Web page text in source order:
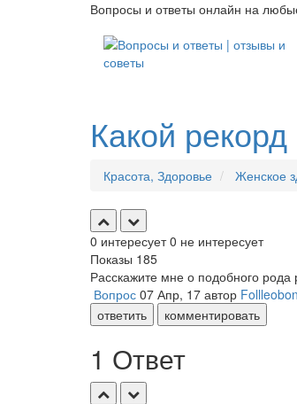
Вопросы и ответы онлайн на
Какой
Красота, Здоровье Женское
0 интересует 0 не интересует
Показы 185
Расскажите мне о подобного рода
Вопрос 07 Апр, 17 автор
ответить
комментировать
1 Ответ